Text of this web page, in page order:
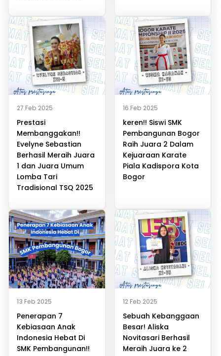
27 Feb 2025
Prestasi
Membanggakan!!
Evelyne Sebastian
Berhasil Meraih Juara
1 dan Juara Umum
Lomba Tari
Tradisional TSQ 2025
16 Feb 2025
keren!! Siswi SMK
Pembangunan Bogor
Raih Juara 2 Dalam
Kejuaraan Karate
Piala Kadispora Kota
Bogor
13 Feb 2025
Penerapan 7
Kebiasaan Anak
Indonesia Hebat Di
SMK Pembangunan!!
12 Feb 2025
Sebuah Kebanggaan
Besar! Aliska
Novitasari Berhasil
Meraih Juara ke 2